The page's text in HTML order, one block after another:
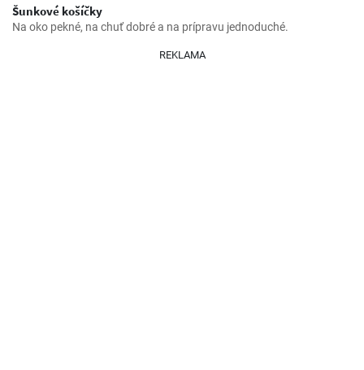
Šunkové košíčky
Na oko pekné, na chuť dobré a na prípravu jednoduché.
REKLAMA